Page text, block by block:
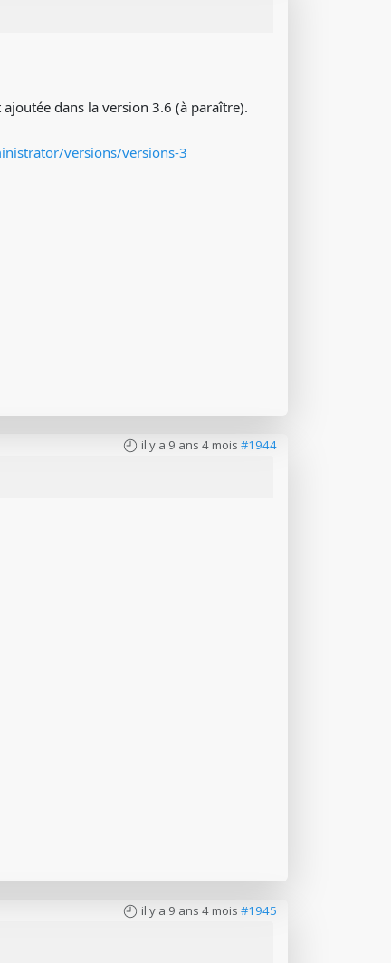
dans la version 3.6 (à paraître).
versions/versions-3
il y a 9 ans 4 mois #1944
il y a 9 ans 4 mois #1945